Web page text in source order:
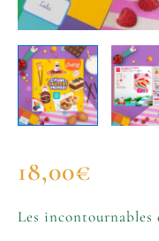
18,00€
Les incontournables